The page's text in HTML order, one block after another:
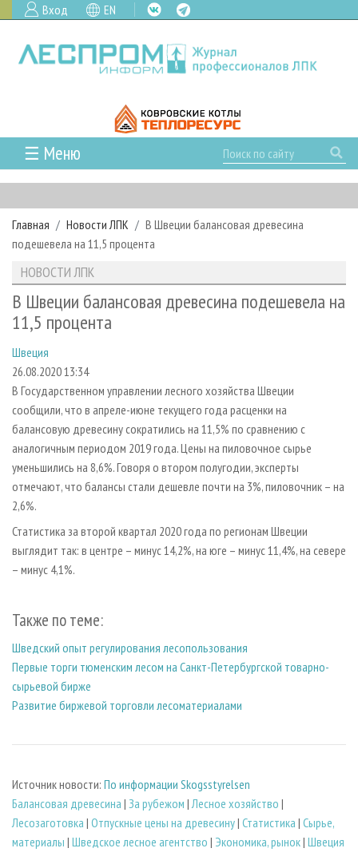
Вход EN
☰ Меню
ГЛАВНАЯ
РУБРИКИ И ТЕМЫ
РУБРИКИ ЖУРНАЛА
ЛЕСОЗАГОТОВКА
ЛЕСОПИЛЕНИЕ
СУШКА ДРЕВЕСИНЫ
ПРОИЗВОДСТВО ДРЕВЕСНЫХ ПЛИТ
ДЕРЕВЯННОЕ ДОМОСТРОЕНИЕ
ПРОИЗВОДСТВО МЕБЕЛИ
БИОЭНЕРГЕТИКА
ИНСТРУМЕНТ И МАТЕРИАЛЫ
НОВОСТИ
НОВОСТИ ЛПК
НОВОСТИ ЖУРНАЛА
ПРОЕКТЫ ЛПИ
АНАЛИТИКА
ПРЕДПРИЯТИЯ ЛПК
ПЕРСОНЫ
МОБИЛЬНЫЕ ВЫСТАВКИ
ОФИЦИАЛЬНЫЕ ДЕЛЕГАЦИИ
ПРИОРИТЕТНЫЕ ИНВЕСТПРОЕКТЫ
RUSSIAN FORESTRY REVIEW
БИБЛИОТЕКА СПЕЦИАЛИСТА
АРХИВ
АРХИВ ЖУРНАЛОВ
О ЖУРНАЛЕ
КОНТАКТЫ
РЕКЛАМОДАТЕЛЯМ
РЕКЛАМА
РЕКЛАМА НА САЙТЕ
Главная Новости ЛПК
В Швеции балансовая древесина
подешевела на 11,5 процента
НОВОСТИ ЛПК
В Швеции балансовая древесина подешевела на
11,5 процента
Швеция
26.08.2020 13:34
В Государственном управлении лесного хозяйства Швеции
сообщили, что в апреле-июне текущего года расценки на
балансовую древесину сократились на 11,5% по сравнению с
аналогичным периодом 2019 года. Цены на пиловочное сырье
уменьшились на 8,6%. Говоря о втором полугодии, эксперты
отмечают, что балансы стали дешевле почти на 3%, пиловочник – на
2,6%.
Статистика за второй квартал 2020 года по регионам Швеции
выглядит так: в центре – минус 14,2%, на юге – минус 11,4%, на севере
– минус 4,1%.
Также по теме:
Шведский опыт регулирования лесопользования
Первые торги тюменским лесом на Санкт-Петербургской товарно-
сырьевой бирже
Развитие биржевой торговли лесоматериалами
Источник новости: По информации Skogsstyrelsen
Балансовая древесина | За рубежом | Лесное хозяйство |
Лесозаготовка | Отпускные цены на древесину| Статистика | Сырье,
материалы | Шведское лесное агентство | Экономика, рынок| Швеция